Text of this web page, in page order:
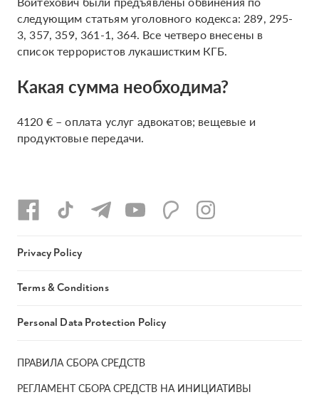
следующим статьям уголовного кодекса: 289, 295-
3, 357, 359, 361-1, 364. Все четверо внесены в
список террористов лукашистким КГБ.
Какая сумма необходима?
4120 € – оплата услуг адвокатов; вещевые и
продуктовые передачи.
ПРАВИЛА СБОРА СРЕДСТВ
РЕГЛАМЕНТ СБОРА СРЕДСТВ НА ИНИЦИАТИВЫ
Privacy Policy
Terms & Conditions
Personal Data Protection Policy